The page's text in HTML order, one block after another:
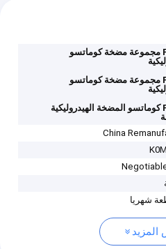
PC120 مجموعة مضخة كوماتسو
PC130 مجموعة مضخة كوماتسو
PC100 كوماتسو المضخة الهيدروليكية
China